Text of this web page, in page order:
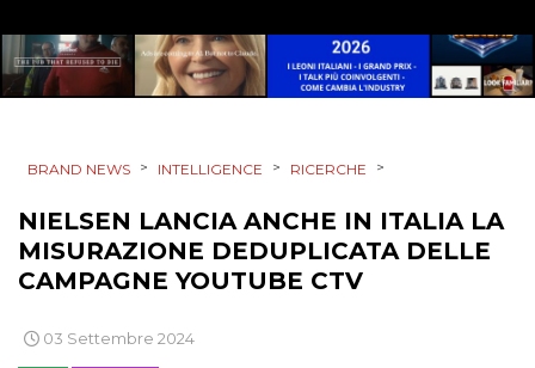
RADIO / AUDIO
TV
DATI
BRAND NEWS > INTELLIGENCE > RICERCHE >
NIELSEN LANCIA ANCHE IN ITALIA LA
MISURAZIONE DEDUPLICATA DELLE
CAMPAGNE YOUTUBE CTV
03 Settembre 2024